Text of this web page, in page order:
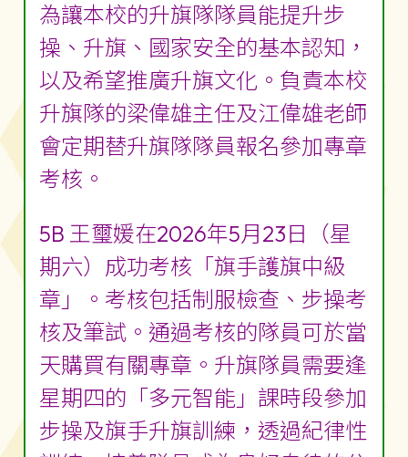
為讓本校的升旗隊隊員能提升步
操、升旗、國家安全的基本認知，
以及希望推廣升旗文化。負責本校
升旗隊的梁偉雄主任及江偉雄老師
會定期替升旗隊隊員報名參加專章
考核。
5B 王璽媛在2026年5月23日（星
期六）成功考核「旗手護旗中級
章」。考核包括制服檢查、步操考
核及筆試。通過考核的隊員可於當
天購買有關專章。升旗隊員需要逢
星期四的「多元智能」課時段參加
步操及旗手升旗訓練，透過紀律性